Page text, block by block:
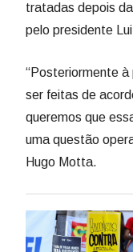
tratadas depois
pelo presidente
“Posteriormente
ser feitas de
queremos que
uma questão
Hugo Motta.